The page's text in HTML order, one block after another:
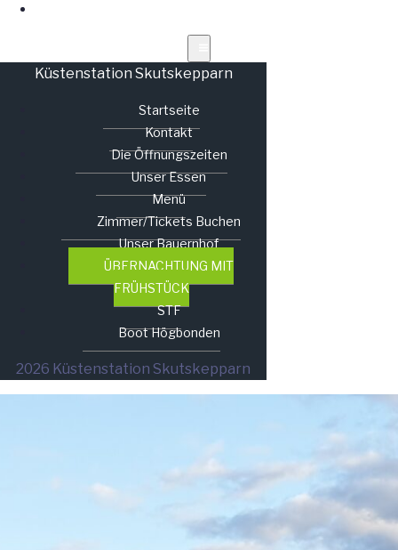
Küstenstation Skutskepparn
Startseite
Kontakt
Die Öffnungszeiten
Unser Essen
Menü
Zimmer/Tickets Buchen
Unser Bauernhof
ÜBERNACHTUNG MIT
FRÜHSTÜCK
STF
Boot Högbonden
2026 Küstenstation Skutskepparn